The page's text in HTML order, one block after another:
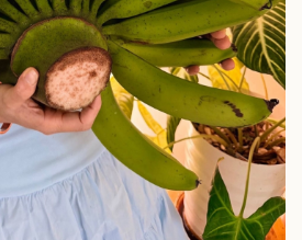
Công nghệ
Sành điệu
Tin Công nghệ
Trải nghiệm
Chuyển đổi số